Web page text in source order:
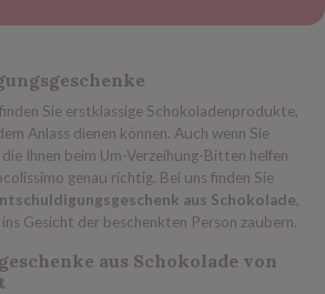
Sie erstklassige Schokoladenprodukte,
Anlass dienen können. Auch wenn Sie
Ihnen beim Um-Verzeihung-Bitten helfen
genau richtig. Bei uns finden Sie
aus Schokolade,
Gesicht der beschenkten Person zaubern.
aus Schokolade von